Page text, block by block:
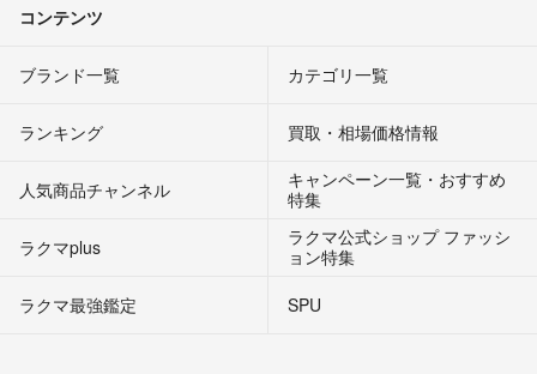
コンテンツ
ブランド一覧 カテゴリ一覧
ランキング 買取・相場価格情報
人気商品チャンネル
キャンペーン一覧・おすすめ
特集
ラクマplus
ラクマ公式ショップ ファッシ
ョン特集
ラクマ最強鑑定
SPU